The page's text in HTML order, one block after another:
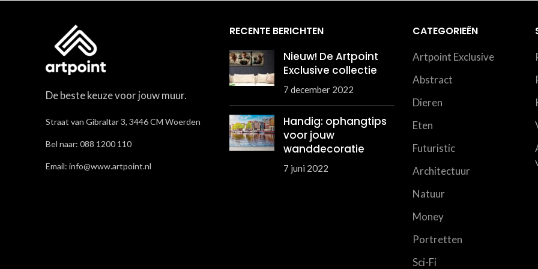
De beste keuze voor jouw muur.
Straat van Gibraltar 3, 3446 CM Woerden
Bel naar: 088 1200 110
Email: info@www.artpoint.nl
RECENTE BERICHTEN
Nieuw! De Artpoint
Exclusive collectie
7 december 2022
Handig: ophangtips
voor jouw
wanddecoratie
7 juni 2022
CATEGORIEËN
Artpoint Exclusive
Abstract
Dieren
Eten
Futuristic
Architectuur
Natuur
Money
Portretten
Sci-Fi